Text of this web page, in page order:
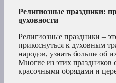
Религиозные праздники:
духовности
Религиозные праздники –
прикоснуться к духовным
народов, узнать больше об
Многие из этих праздников
красочными обрядами и